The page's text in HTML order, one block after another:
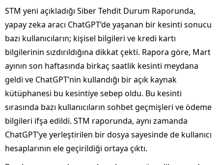
STM yeni açıkladığı Siber Tehdit Durum Raporunda,
yapay zeka aracı ChatGPT’de yaşanan bir kesinti sonucu
bazı kullanıcıların; kişisel bilgileri ve kredi kartı
bilgilerinin sızdırıldığına dikkat çekti. Rapora göre, Mart
ayının son haftasında birkaç saatlik kesinti meydana
geldi ve ChatGPT’nin kullandığı bir açık kaynak
kütüphanesi bu kesintiye sebep oldu. Bu kesinti
sırasında bazı kullanıcıların sohbet geçmişleri ve ödeme
bilgileri ifşa edildi. STM raporunda, aynı zamanda
ChatGPT’ye yerleştirilen bir dosya sayesinde de kullanıcı
hesaplarının ele geçirildiği ortaya çıktı.